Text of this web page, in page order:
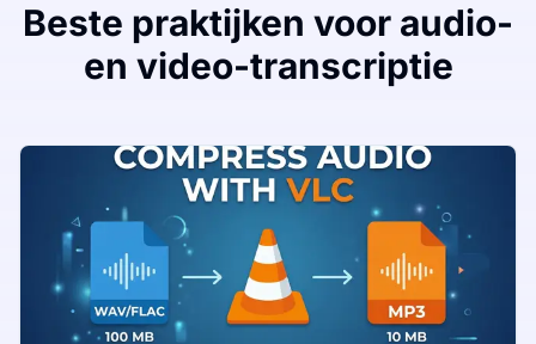
Beste praktijken voor audio-
en video-transcriptie